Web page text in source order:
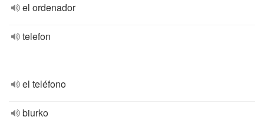
el ordenador
telefon
el teléfono
biurko